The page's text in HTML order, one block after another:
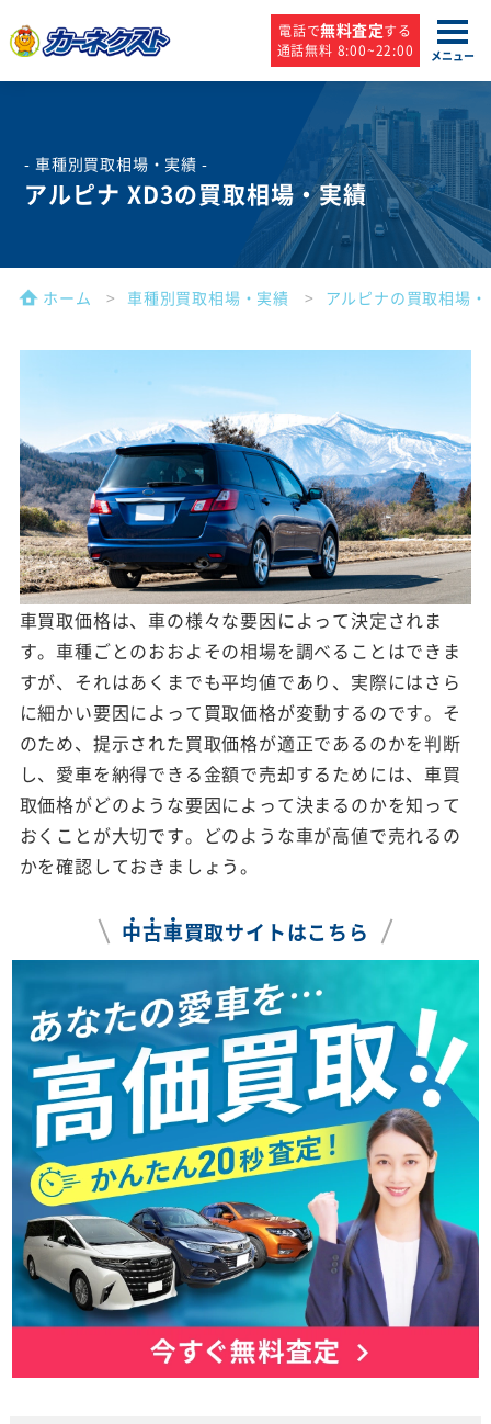
電話で無料査定する
通話無料 8:00~22:00
メニュー
- 車種別買取相場・実績 -
アルピナ XD3の買取相場・実績
ホーム 車種別買取相場・実績 アルピナの買取相場
車買取価格は、車の様々な要因によって決定されま
す。車種ごとのおおよその相場を調べることはできま
すが、それはあくまでも平均値であり、実際にはさら
に細かい要因によって買取価格が変動するのです。そ
のため、提示された買取価格が適正であるのかを判断
し、愛車を納得できる金額で売却するためには、車買
取価格がどのような要因によって決まるのかを知って
おくことが大切です。どのような車が高値で売れるの
かを確認しておきましょう。
中古車買取サイトはこちら